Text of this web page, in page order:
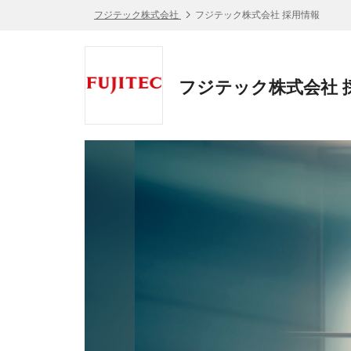
フジテック株式会社 フジテック株式会社 採用情報
フジテック株式会社